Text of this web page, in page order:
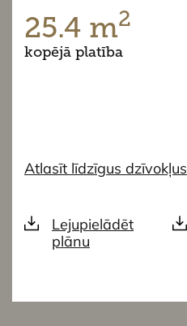
25.4 m2
kopējā platība
Atlasīt līdzīgus dzīvokļus
Lejupielādēt
plānu